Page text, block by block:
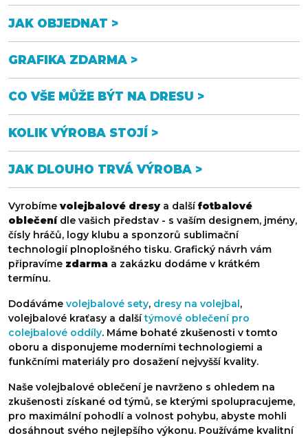
ČELENKY
NÁKRČNÍKY SPORTOVNÍ VAKY
RUČNÍKY MINIDRESY
JAK OBJEDNAT >
GRAFIKA ZDARMA >
CO VŠE MŮŽE BÝT NA DRESU >
KOLIK VÝROBA STOJÍ >
JAK DLOUHO TRVÁ VÝROBA >
Vyrobíme volejbalové dresy a dalšífotbalové
oblečenídle vašich představ - s vaším designem, jmény,
čísly hráčů, logy klubu a sponzorů sublimační
technologií plnoplošného tisku. Grafický návrh vám
připravíme zdarma a zakázku dodáme v krátkém
termínu.
Dodáváme volejbalové sety, dresy na volejbal,
volejbalové kraťasy a dalšítýmové oblečení pro
colejbalové oddíly. Máme bohaté zkušenosti v tomto
oboru a disponujeme moderními technologiemi a
funkčními materiály pro dosažení nejvyšší kvality.
Naše volejbalové oblečení je navrženo s ohledem na
zkušenosti získané od týmů, se kterými spolupracujeme,
pro maximální pohodlí a volnost pohybu, abyste mohli
dosáhnout svého nejlepšího výkonu. Používáme kvalitní